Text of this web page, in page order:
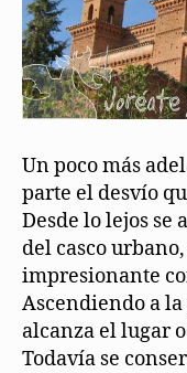
Un poco más
parte el desvío
Desde lo lejos
del casco
impresionante
Ascendiendo a
alcanza el lugar
Todavía se